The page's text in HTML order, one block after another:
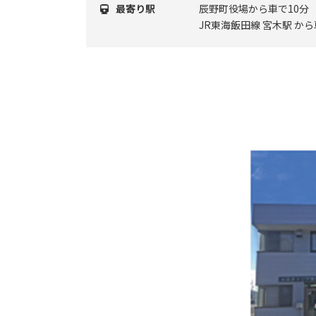
最寄り駅
辰野町役場から車で10分
JR東海飯田線 宮木駅 か